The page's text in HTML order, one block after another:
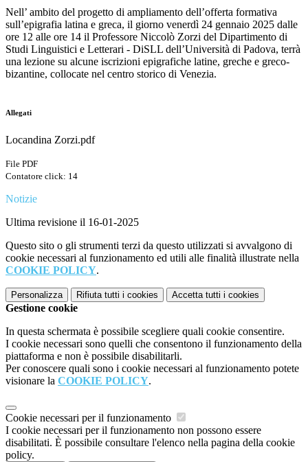
Nell’ ambito del progetto di ampliamento dell’offerta formativa
sull’epigrafia latina e greca, il giorno venerdì 24 gennaio 2025 dalle
ore 12 alle ore 14 il Professore Niccolò Zorzi del Dipartimento di
Studi Linguistici e Letterari - DiSLL dell’Università di Padova, terrà
una lezione su alcune iscrizioni epigrafiche latine, greche e greco-
bizantine, collocate nel centro storico di Venezia.
Allegati
Locandina Zorzi.pdf
File PDF
Contatore click: 14
Notizie
Ultima revisione il 16-01-2025
Questo sito o gli strumenti terzi da questo utilizzati si avvalgono di
cookie necessari al funzionamento ed utili alle finalità illustrate nella
COOKIE POLICY.
Personalizza Rifiuta tutti i cookies Accetta tutti i cookies
Gestione cookie
In questa schermata è possibile scegliere quali cookie consentire.
I cookie necessari sono quelli che consentono il funzionamento della
piattaforma e non è possibile disabilitarli.
Per conoscere quali sono i cookie necessari al funzionamento potete
visionare la COOKIE POLICY.
Cookie necessari per il funzionamento
I cookie necessari per il funzionamento non possono essere
disabilitati. È possibile consultare l'elenco nella pagina della cookie
policy.